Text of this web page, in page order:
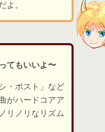
よ。
てもいいよ〜
・ポスト」など
がハードコアア
リノリなリズム